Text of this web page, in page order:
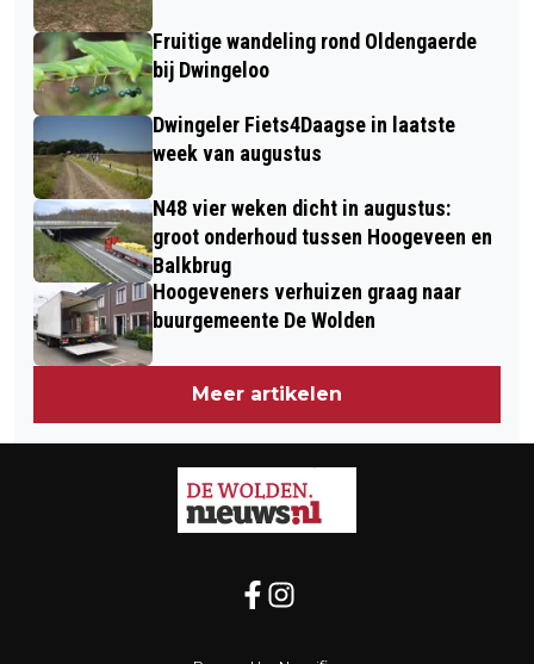
Fruitige wandeling rond Oldengaerde
bij Dwingeloo
Dwingeler Fiets4Daagse in laatste
week van augustus
N48 vier weken dicht in augustus:
groot onderhoud tussen Hoogeveen en
Balkbrug
Hoogeveners verhuizen graag naar
buurgemeente De Wolden
Meer artikelen